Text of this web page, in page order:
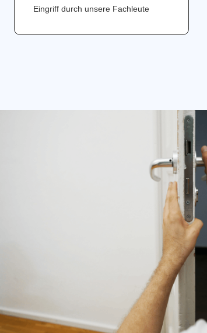
Eingriff durch unsere Fachleute